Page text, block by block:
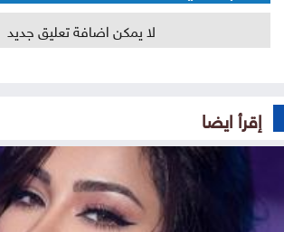
لا يمكن اضافة تعليق جديد
إقرأ ايضا